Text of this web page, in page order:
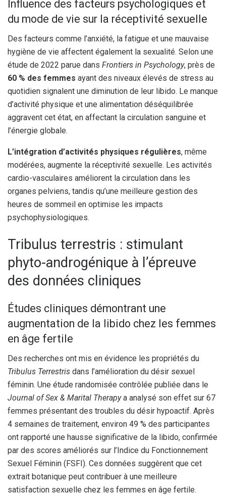
Influence des facteurs psychologiques et
du mode de vie sur la réceptivité sexuelle
Des facteurs comme l’anxiété, la fatigue et une mauvaise
hygiène de vie affectent également la sexualité. Selon une
étude de 2022 parue dans Frontiers in Psychology, près de
60 % des femmes ayant des niveaux élevés de stress au
quotidien signalent une diminution de leur libido. Le manque
d’activité physique et une alimentation déséquilibrée
aggravent cet état, en affectant la circulation sanguine et
l’énergie globale.
L’intégration d’activités physiques régulières, même
modérées, augmente la réceptivité sexuelle. Les activités
cardio-vasculaires améliorent la circulation dans les
organes pelviens, tandis qu’une meilleure gestion des
heures de sommeil en optimise les impacts
psychophysiologiques.
Tribulus terrestris : stimulant
phyto-androgénique à l’épreuve
des données cliniques
Études cliniques démontrant une
augmentation de la libido chez les femmes
en âge fertile
Des recherches ont mis en évidence les propriétés du
Tribulus Terrestris dans l’amélioration du désir sexuel
féminin. Une étude randomisée contrôlée publiée dans le
Journal of Sex & Marital Therapya analysé son effet sur 67
femmes présentant des troubles du désir hypoactif. Après
4 semaines de traitement, environ 49 % des participantes
ont rapporté une hausse significative de la libido, confirmée
par des scores améliorés sur l’Indice du Fonctionnement
Sexuel Féminin (FSFI). Ces données suggèrent que cet
extrait botanique peut contribuer à une meilleure
satisfaction sexuelle chez les femmes en âge fertile.